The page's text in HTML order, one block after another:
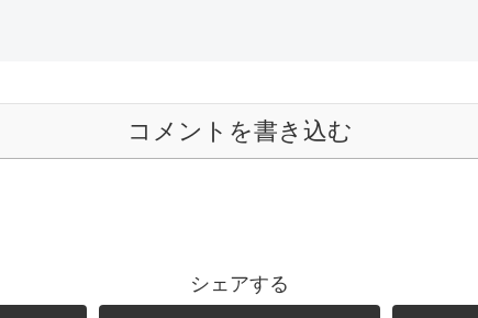
コメントを書き込む
シェアする